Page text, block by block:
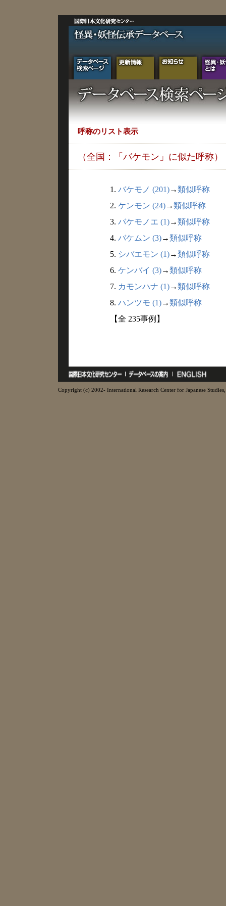
呼称のリスト表示
（全国：「バケモン」に似た呼称）
1. バケモノ (201)→類似呼称
2. ケンモン (24)→類似呼称
3. バケモノエ (1)→類似呼称
4. バケムン (3)→類似呼称
5. シバエモン (1)→類似呼称
6. ケンバイ (3)→類似呼称
7. カモンハナ (1)→類似呼称
8. ハンツモ (1)→類似呼称
【全 235事例】
Copyright (c) 2002- International Research Center for Japanese